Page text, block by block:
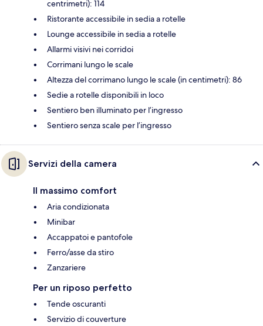
centrimetri): 114
Ristorante accessibile in sedia a rotelle
Lounge accessibile in sedia a rotelle
Allarmi visivi nei corridoi
Corrimani lungo le scale
Altezza del corrimano lungo le scale (in centimetri): 86
Sedie a rotelle disponibili in loco
Sentiero ben illuminato per l’ingresso
Sentiero senza scale per l’ingresso
Servizi della camera
Il massimo comfort
Aria condizionata
Minibar
Accappatoi e pantofole
Ferro/asse da stiro
Zanzariere
Per un riposo perfetto
Tende oscuranti
Servizio di couverture